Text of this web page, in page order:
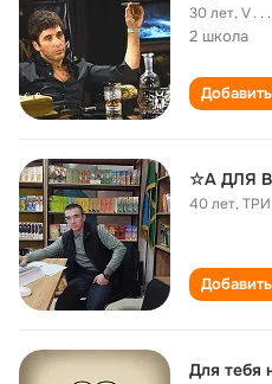
30 лет,V . .
2 школа
☆А ДЛЯ
40 лет,
Для тебя